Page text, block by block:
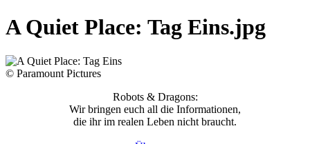
A Quiet Place: Tag Eins.jpg
© Paramount Pictures
Robots & Dragons:
Wir bringen euch all die Informationen,
die ihr im realen Leben nicht braucht.